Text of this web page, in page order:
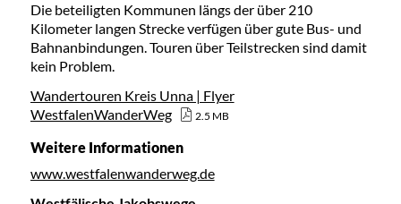
Die beteiligten Kommunen längs der über 210
Kilometer langen Strecke verfügen über gute Bus- und
Bahnanbindungen. Touren über Teilstrecken sind damit
kein Problem.
Wandertouren Kreis Unna | Flyer
WestfalenWanderWeg
2.5 MB
Weitere Informationen
www.westfalenwanderweg.de